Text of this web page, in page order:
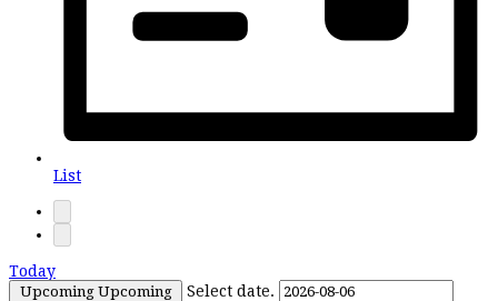
List
Today
Upcoming Upcoming Select date.